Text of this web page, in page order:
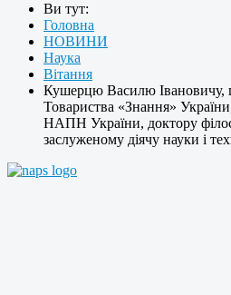
Ви тут:
Головна
НОВИНИ
Наука
Вітання
Кушерцю Василю Івановичу,
Товариства «Знання»
НАПН України, доктору
заслуженому діячу науки і